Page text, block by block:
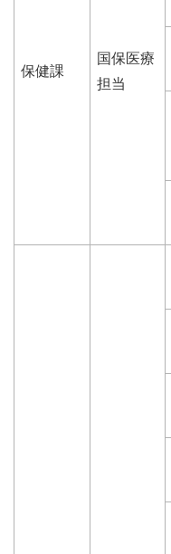
保健課
国保医療
担当